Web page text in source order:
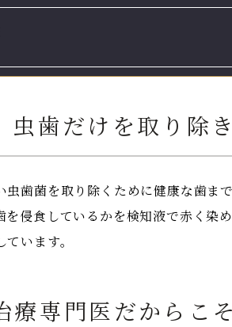
虫歯だけを取り除
虫歯菌を取り除くために健康な歯
侵食しているかを検知液で赤く
います。
療専門医だからこ